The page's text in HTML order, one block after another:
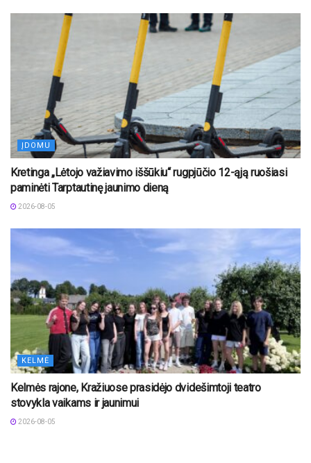
ĮDOMU
Kretinga „Lėtojo važiavimo iššūkiu“ rugpjūčio 12-ąją ruošiasi
paminėti Tarptautinę jaunimo dieną
2026-08-05
KELMĖ
Kelmės rajone, Kražiuose prasidėjo dvidešimtoji teatro
stovykla vaikams ir jaunimui
2026-08-05